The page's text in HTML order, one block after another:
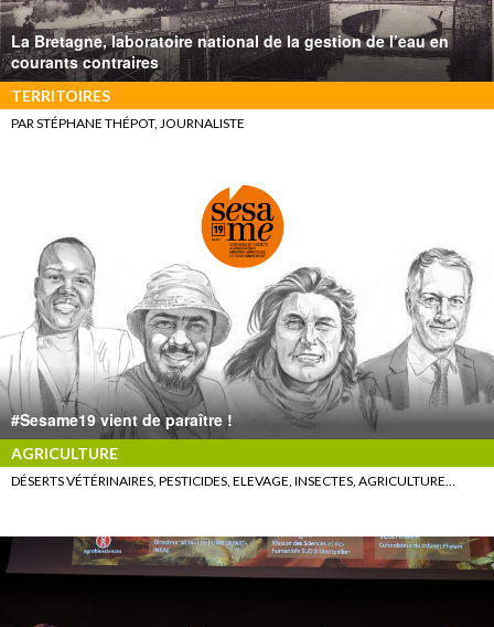
La Bretagne, laboratoire national de la gestion de l’eau en
courants contraires
TERRITOIRES
PAR STÉPHANE THÉPOT, JOURNALISTE
#Sesame19 vient de paraître !
AGRICULTURE
DÉSERTS VÉTÉRINAIRES, PESTICIDES, ELEVAGE, INSECTES, AGRICULTURE…